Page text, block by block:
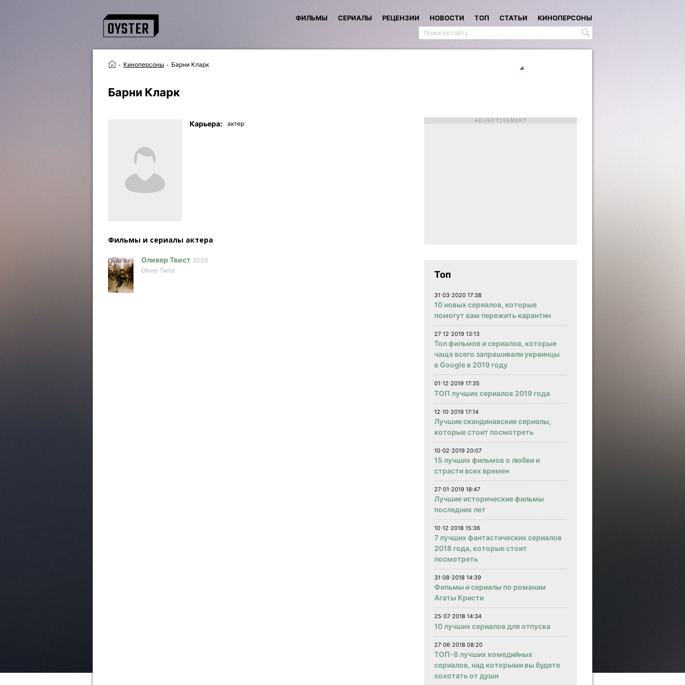
ФИЛЬМЫ СЕРИАЛЫ РЕЦЕНЗИИ НОВОСТИ ТОП СТАТЬИ КИНОПЕРСОНЫ
Киноперсоны Барни Кларк
Барни Кларк
Карьера: актер
Фильмы и сериалы актера
Оливер Твист 2005
Oliver Twist
Топ
31⋅03⋅2020 17:38
10 новых сериалов, которые
помогут вам пережить карантин
27⋅12⋅2019 13:13
Топ фильмов и сериалов, которые
чаще всего запрашивали украинцы
в Google в 2019 году
01⋅12⋅2019 17:35
ТОП лучших сериалов 2019 года
12⋅10⋅2019 17:14
Лучшие скандинавские сериалы,
которые стоит посмотреть
10⋅02⋅2019 20:07
15 лучших фильмов о любви и
страсти всех времен
27⋅01⋅2019 18:47
Лучшие исторические фильмы
последних лет
10⋅12⋅2018 15:36
7 лучших фантастических сериалов
2018 года, которые стоит
посмотреть
31⋅08⋅2018 14:39
Фильмы и сериалы по романам
Агаты Кристи
25⋅07⋅2018 14:34
10 лучших сериалов для отпуска
27⋅06⋅2018 08:20
ТОП-8 лучших комедийных
сериалов, над которыми вы будете
хохотать от души